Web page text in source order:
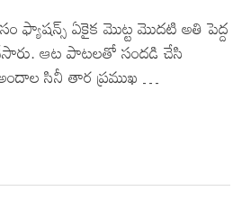
ఫ్యాషన్స్ ఏకైక మొట్ట మొదటి అతి పెద్ద
ఆట పాటలతో సందడి చేసి
సినీ తార ప్రముఖ …